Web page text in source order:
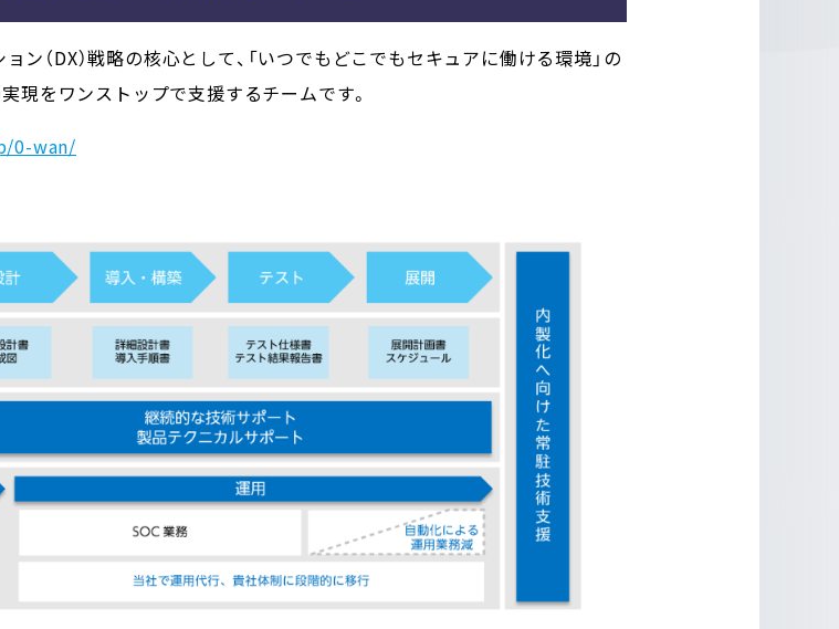
ン（DX）戦略の核心として、「いつでもどこでもセキュアに働ける環境」の
現をワンストップで支援するチームです。
0-wan/